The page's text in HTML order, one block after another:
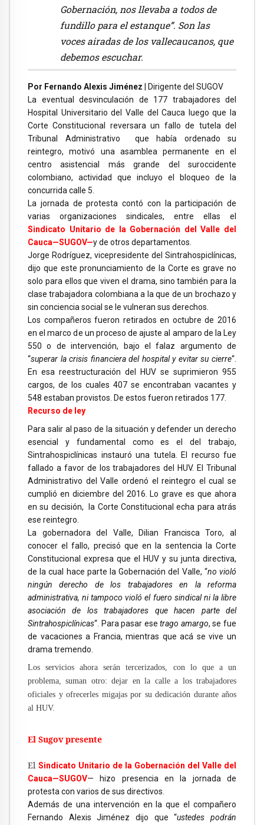
Gobernación, nos llevaba a todos de
fundillo para el estanque”. Son las
voces airadas de los vallecaucanos, que
debemos escuchar.
Por Fernando Alexis Jiménez | Dirigente del SUGOV
La eventual desvinculación de 177 trabajadores del
Hospital Universitario del Valle del Cauca luego que la
Corte Constitucional reversara un fallo de tutela del
Tribunal Administrativo que había ordenado su
reintegro, motivó una asamblea permanente en el
centro asistencial más grande del suroccidente
colombiano, actividad que incluyo el bloqueo de la
concurrida calle 5.
La jornada de protesta contó con la participación de
varias organizaciones sindicales, entre ellas el
Sindicato Unitario de la Gobernación del Valle del
Cauca—SUGOV—y de otros departamentos.
Jorge Rodríguez, vicepresidente del Sintrahospiclínicas,
dijo que este pronunciamiento de la Corte es grave no
solo para ellos que viven el drama, sino también para la
clase trabajadora colombiana a la que de un brochazo y
sin conciencia social se le vulneran sus derechos.
Los compañeros fueron retirados en octubre de 2016
en el marco de un proceso de ajuste al amparo de la Ley
550 o de intervención, bajo el falaz argumento de
“superar la crisis financiera del hospital y evitar su cierre“.
En esa reestructuración del HUV se suprimieron 955
cargos, de los cuales 407 se encontraban vacantes y
548 estaban provistos. De estos fueron retirados 177.
Recurso de ley
Para salir al paso de la situación y defender un derecho
esencial y fundamental como es el del trabajo,
Sintrahospiclínicas instauró una tutela. El recurso fue
fallado a favor de los trabajadores del HUV. El Tribunal
Administrativo del Valle ordenó el reintegro el cual se
cumplió en diciembre del 2016. Lo grave es que ahora
en su decisión, la Corte Constitucional echa para atrás
ese reintegro.
La gobernadora del Valle, Dilian Francisca Toro, al
conocer el fallo, precisó que en la sentencia la Corte
Constitucional expresa que el HUV y su junta directiva,
de la cual hace parte la Gobernación del Valle, “no violó
ningún derecho de los trabajadores en la reforma
administrativa, ni tampoco violó el fuero sindical ni la libre
asociación de los trabajadores que hacen parte del
Sintrahospiclínicas“. Para pasar esetrago amargo, se fue
de vacaciones a Francia, mientras que acá se vive un
drama tremendo.
Los servicios ahora serán tercerizados, con lo que a un
problema, suman otro: dejar en la calle a los trabajadores
oficiales y ofrecerles migajas por su dedicación durante años
al HUV.
El Sugov presente
El Sindicato Unitario de la Gobernación del Valle del
Cauca—SUGOV— hizo presencia en la jornada de
protesta con varios de sus directivos.
Además de una intervención en la que el compañero
Fernando Alexis Jiménez dijo que “ustedes podrán